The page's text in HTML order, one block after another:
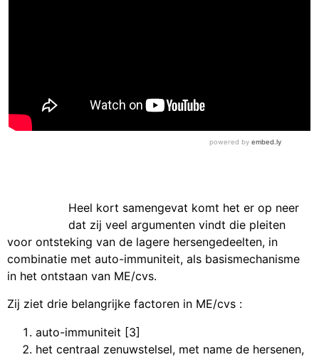
Heel kort samengevat komt het er op neer
dat zij veel argumenten vindt die pleiten
voor ontsteking van de lagere hersengedeelten, in
combinatie met auto-immuniteit, als basismechanisme
in het ontstaan van ME/cvs.
Zij ziet drie belangrijke factoren in ME/cvs :
auto-immuniteit [3]
het centraal zenuwstelsel, met name de hersenen,